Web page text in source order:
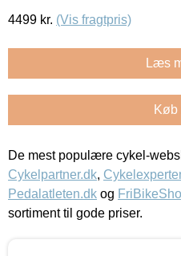
4499 kr. (Vis fragtpris)
Læs
Køb
De mest populære cykel-
Cykelpartner.dk,
Pedalatleten.dk og
sortiment til gode priser.